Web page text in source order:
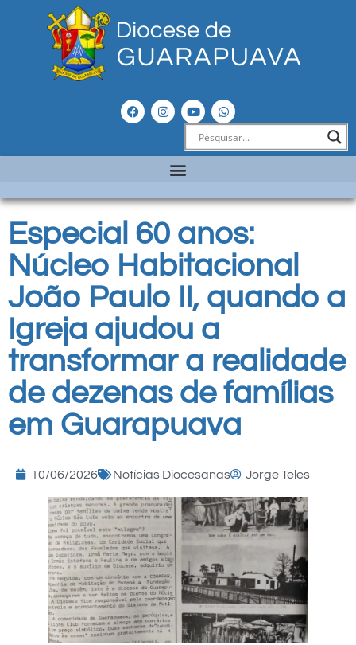
Especial 60 anos:
Núcleo Habitacional
João Paulo II, quando a
Igreja ajudou a
transformar a realidade
de dezenas de famílias
em Guarapuava
10/06/2026 Notícias Diocesanas Jorge Teles